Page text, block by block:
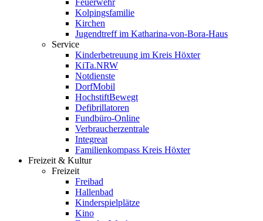
Feuerwehr
Kolpingsfamilie
Kirchen
Jugendtreff im Katharina-von-Bora-Haus
Service
Kinderbetreuung im Kreis Höxter
KiTa.NRW
Notdienste
DorfMobil
HochstiftBewegt
Defibrillatoren
Fundbüro-Online
Verbraucherzentrale
Integreat
Familienkompass Kreis Höxter
Freizeit & Kultur
Freizeit
Freibad
Hallenbad
Kinderspielplätze
Kino